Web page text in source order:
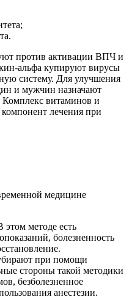
против активации ВПЧ и
альфа купируют вирусы
систему. Для улучшения
и мужчин назначают
витаминов и
лечения при
медицине
этом методе есть
болезненность
при помощи
стороны такой методики
безболезненное
анестезии.